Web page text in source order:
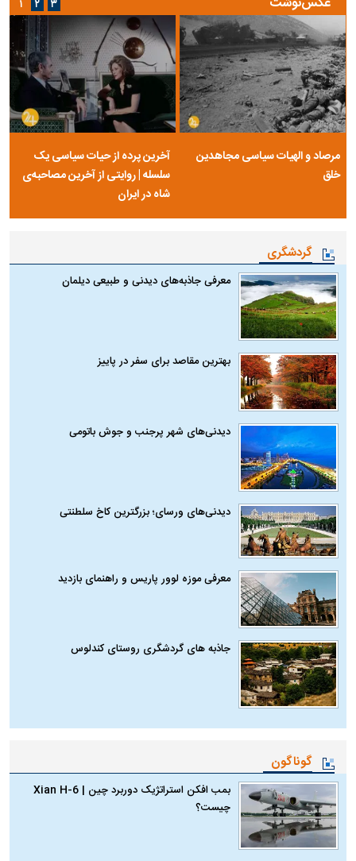
مرصاد و الهیات سیاسی مجاهدین
خلق
آخرین پرده از حیات سیاسی یک
سلسله | روایتی از آخرین مصاحبه‌ی
شاه در ایران
۱ ۲ ۳
گردشگری
معرفی جاذبه‌های دیدنی و طبیعی دیلمان
بهترین مقاصد برای سفر در پاییز
دیدنی‌های شهر پرجنب و جوش باتومی
دیدنی‌های ورسای؛ بزرگترین کاخ سلطنتی
معرفی موزه لوور پاریس و راهنمای بازدید
جاذبه های گردشگری روستای کندلوس
گوناگون
بمب افکن استراتژیک دوربرد چین | Xian H-6
چیست؟